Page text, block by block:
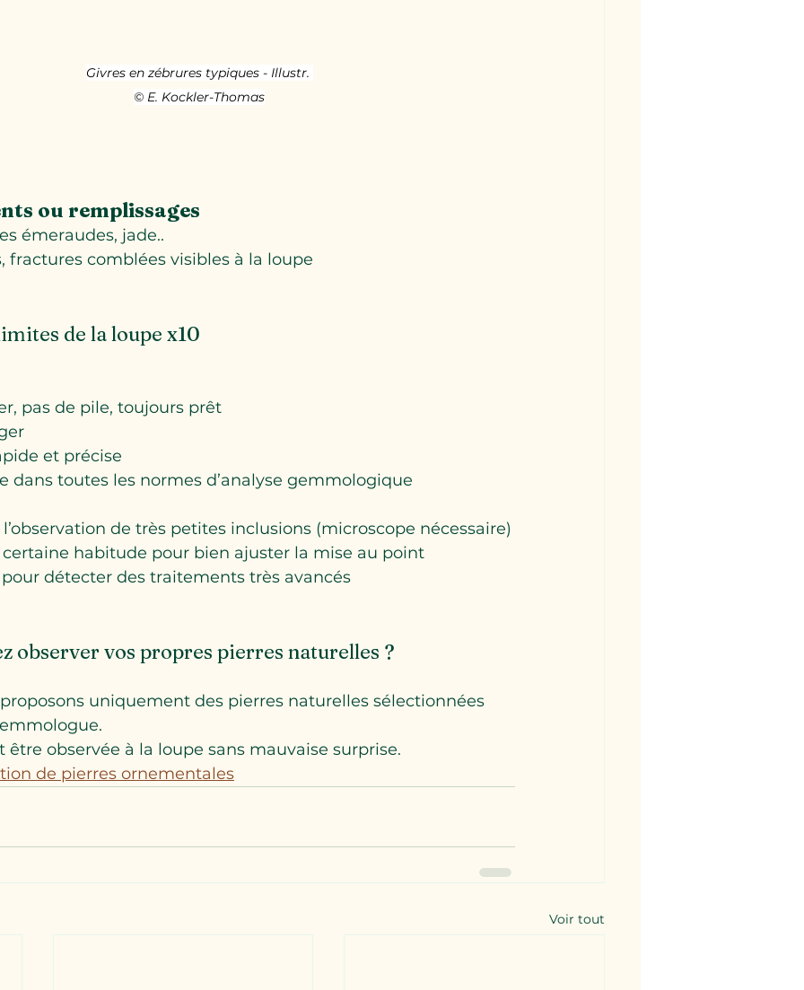
Givres en zébrures typiques - Illustr.
© E. Kockler-Thomas
ou remplissages
émeraudes, jade..
fractures comblées visibles à la loupe
de la loupe x10
pas de pile, toujours prêt
et précise
dans toutes les normes d’analyse gemmologique
de très petites inclusions (microscope nécessaire)
certaine habitude pour bien ajuster la mise au point
détecter des traitements très avancés
observer vos propres pierres naturelles ?
uniquement des pierres naturelles sélectionnées
être observée à la loupe sans mauvaise surprise.
de pierres ornementales
Voir tout